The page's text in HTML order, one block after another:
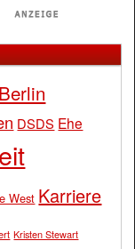
Berlin
DSDS Ehe
West Karriere
Kristen Stewart